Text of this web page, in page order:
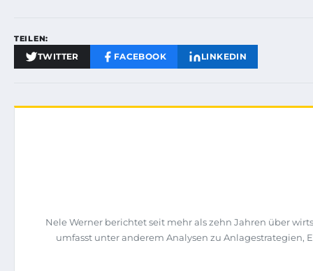
TEILEN:
TWITTER FACEBOOK LINKEDIN
Nele Werner berichtet seit mehr als zehn Jahren über
umfasst unter anderem Analysen zu